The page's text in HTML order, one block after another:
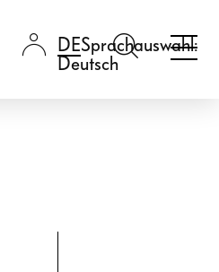
Sprachauswahl:
Deutsch